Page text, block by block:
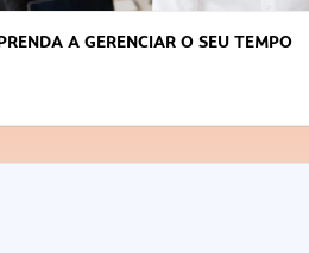
A GERENCIAR O SEU TEMPO